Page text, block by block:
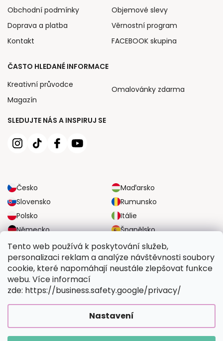
Tento web používá k poskytování služeb,
personalizaci reklam a analýze návštěvnosti soubory
cookie, které napomáhají neustále zlepšovat funkce
webu. Více informací
zde: https://business.safety.google/privacy/
Nastavení
SLEDUJTE NÁS A INSPIRUJ SE
Česko
Maďarsko
Slovensko
Rumunsko
Polsko
Itálie
Německo
Španělsko
Velká Británie
Rakousko
Obchodní podmínky
Doprava a platba
Kontakt
Objemové slevy
Věrnostní program
FACEBOOK skupina
ČASTO HLEDANÉ INFORMACE
Kreativní průvodce
Magazín
Omalovánky zdarma
SPOLEHLIVÉ MOŽNOSTI DOPRAVY
BEZPEČNÉ MOŽNOSTI PLATBY